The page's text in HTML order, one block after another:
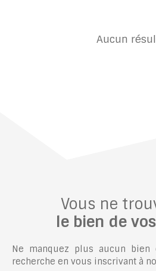
Aucun
Vous ne
le bien de
Ne manquez plus aucun bien
recherche en vous inscrivant à